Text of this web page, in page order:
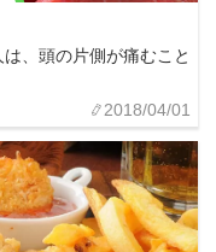
、頭の片側が痛むこと
2018/04/01